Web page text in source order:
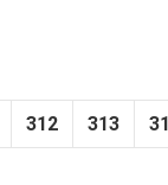
312 313